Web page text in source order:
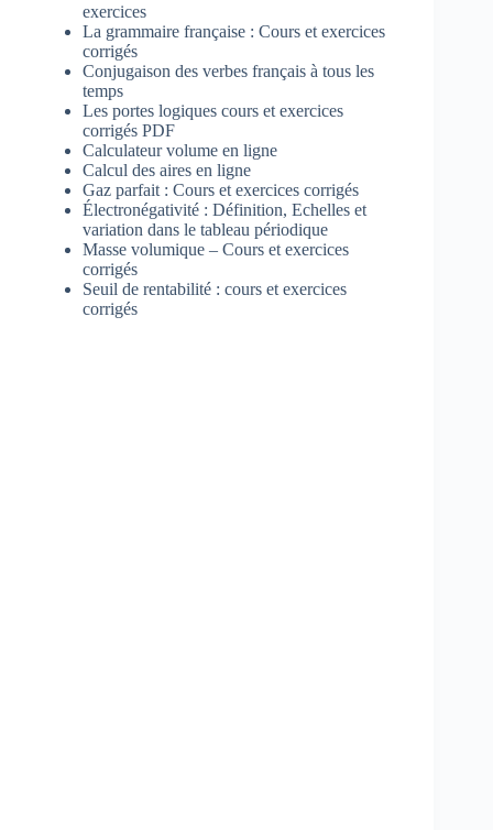
exercices
La grammaire française : Cours et exercices
corrigés
Conjugaison des verbes français à tous les
temps
Les portes logiques cours et exercices
corrigés PDF
Calculateur volume en ligne
Calcul des aires en ligne
Gaz parfait : Cours et exercices corrigés
Électronégativité : Définition, Echelles et
variation dans le tableau périodique
Masse volumique – Cours et exercices
corrigés
Seuil de rentabilité : cours et exercices
corrigés